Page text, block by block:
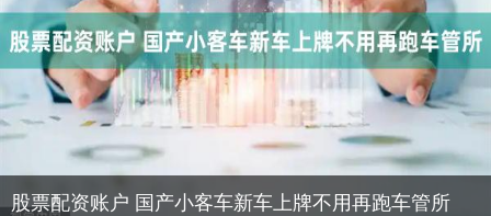
股票配资账户 国产小客车新车上牌不用再跑车管所